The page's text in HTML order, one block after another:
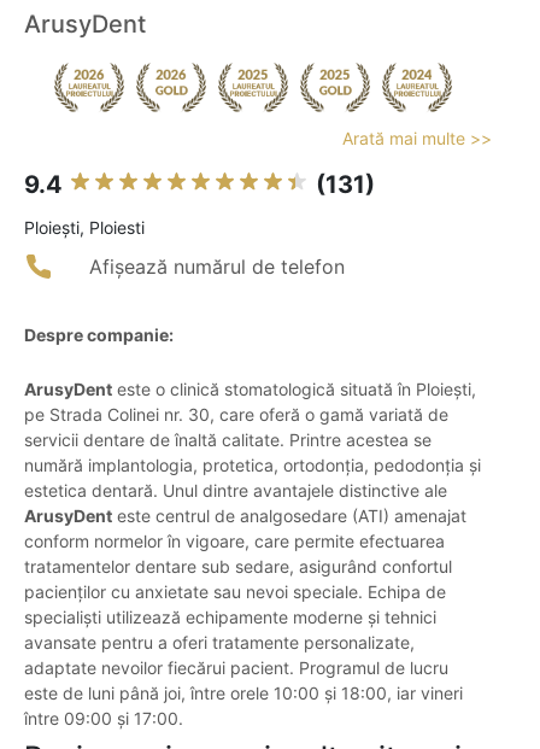
ArusyDent
Arată mai multe >>
9.4 (131)
Ploieşti, Ploiesti
Afișează numărul de telefon
Despre companie:
ArusyDent este o clinică stomatologică situată în Ploiești,
pe Strada Colinei nr. 30, care oferă o gamă variată de
servicii dentare de înaltă calitate. Printre acestea se
numără implantologia, protetica, ortodonția, pedodonția și
estetica dentară. Unul dintre avantajele distinctive ale
ArusyDent este centrul de analgosedare (ATI) amenajat
conform normelor în vigoare, care permite efectuarea
tratamentelor dentare sub sedare, asigurând confortul
pacienților cu anxietate sau nevoi speciale. Echipa de
specialiști utilizează echipamente moderne și tehnici
avansate pentru a oferi tratamente personalizate,
adaptate nevoilor fiecărui pacient. Programul de lucru
este de luni până joi, între orele 10:00 și 18:00, iar vineri
între 09:00 și 17:00.